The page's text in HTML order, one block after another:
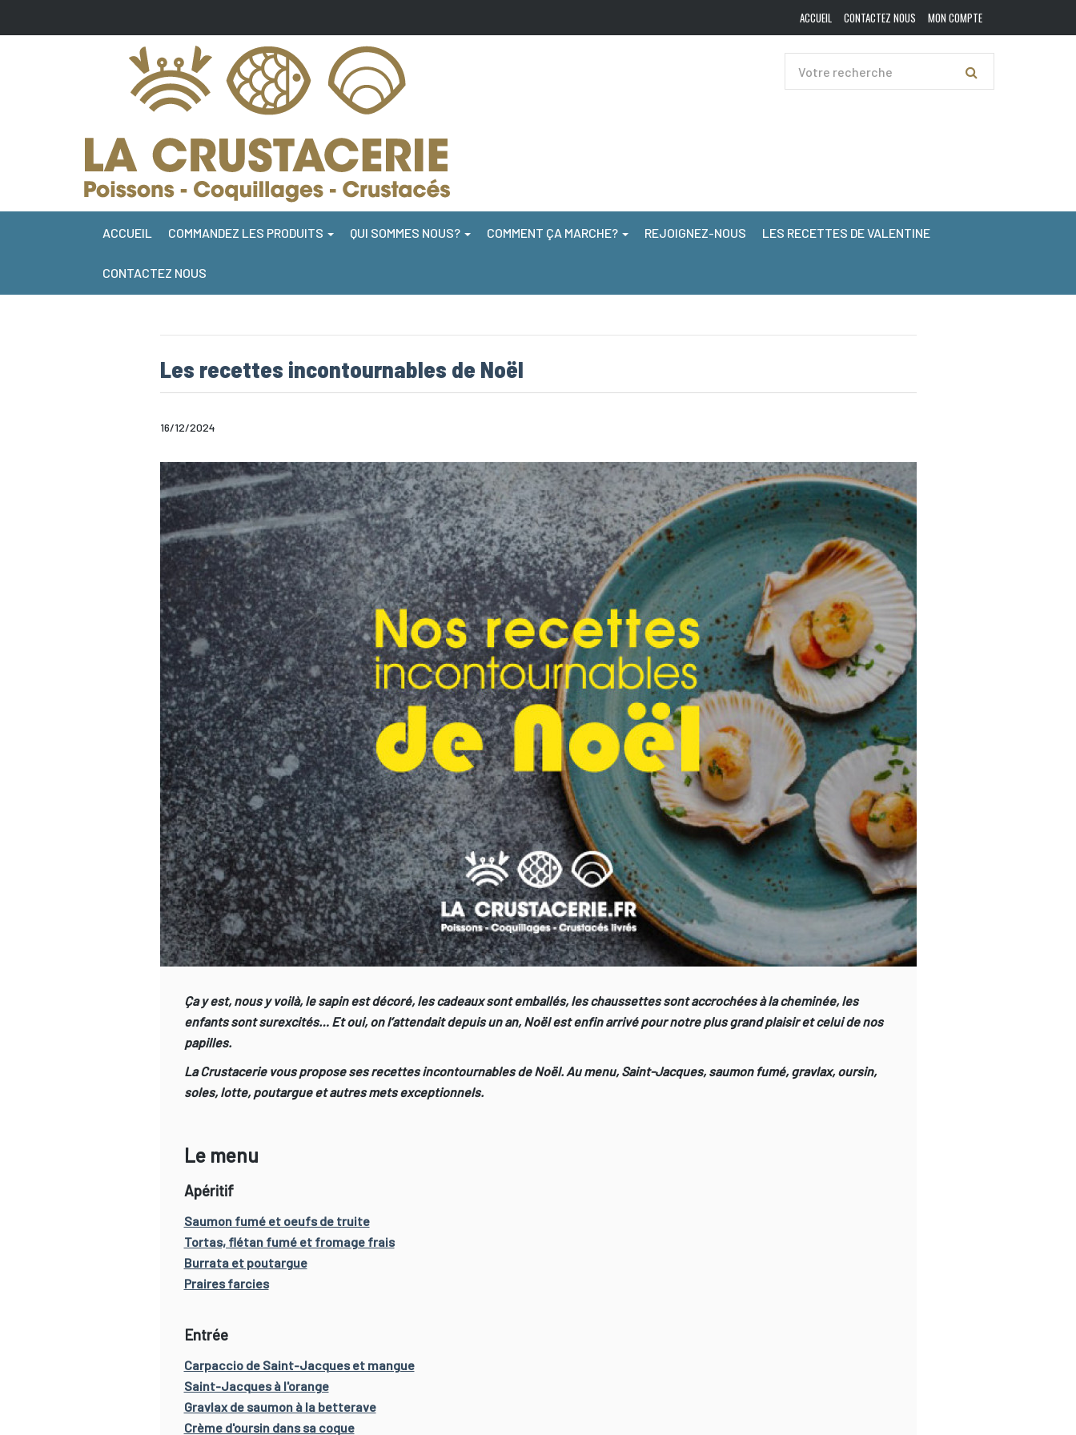
ACCUEIL CONTACTEZ NOUS MON COMPTE
ACCUEIL COMMANDEZ LES PRODUITS QUI SOMMES NOUS? COMMENT ÇA MARCHE? REJOIGNEZ-NOUS LES RECETTES DE VALENTINE
CONTACTEZ NOUS
Les recettes incontournables de Noël
16/12/2024
Ça y est, nous y voilà, le sapin est décoré, les cadeaux sont emballés, les chaussettes sont accrochées à la cheminée, les
enfants sont surexcités… Et oui, on l’attendait depuis un an, Noël est enfin arrivé pour notre plus grand plaisir et celui de nos
papilles.
La Crustacerie vous propose ses recettes incontournables de Noël. Au menu, Saint-Jacques, saumon fumé, gravlax, oursin,
soles, lotte, poutargue et autres mets exceptionnels.
Le menu
Apéritif
Saumon fumé et oeufs de truite
Tortas, flétan fumé et fromage frais
Burrata et poutargue
Praires farcies
Entrée
Carpaccio de Saint-Jacques et mangue
Saint-Jacques à l'orange
Gravlax de saumon à la betterave
Crème d'oursin dans sa coque